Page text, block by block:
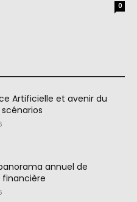
0
Artificielle et avenir du
panorama annuel de
financière